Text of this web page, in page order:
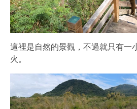
這裡是自然的景觀，不過就只有一
火。